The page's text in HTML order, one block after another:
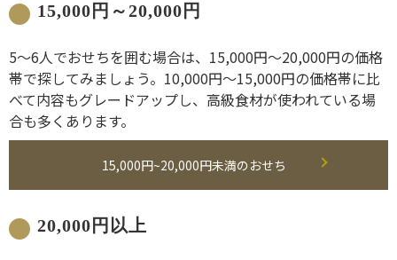
15,000円～20,000円
5～6人でおせちを囲む場合は、15,000円～20,000円の価格
帯で探してみましょう。10,000円～15,000円の価格帯に比
べて内容もグレードアップし、高級食材が使われている場
合も多くあります。
15,000円~20,000円未満のおせち
20,000円以上